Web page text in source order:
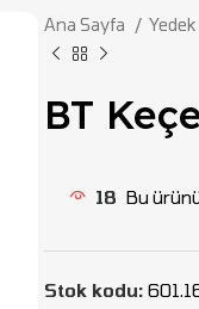
Ana Sayfa
BT
18 Bu
Stok kodu: